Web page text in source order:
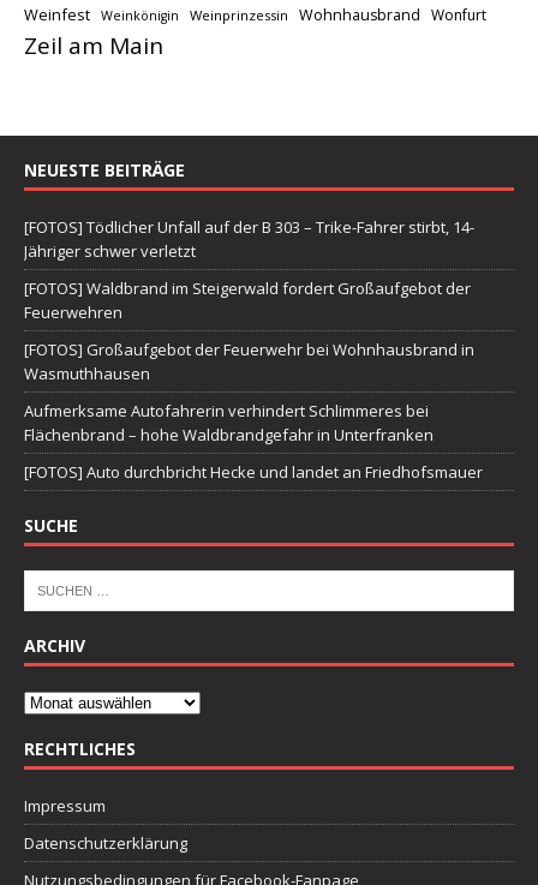
Weinfest Weinkönigin Weinprinzessin Wohnhausbrand Wonfurt
Zeil am Main
NEUESTE BEITRÄGE
[FOTOS] Tödlicher Unfall auf der B 303 – Trike-Fahrer stirbt, 14-
Jähriger schwer verletzt
[FOTOS] Waldbrand im Steigerwald fordert Großaufgebot der
Feuerwehren
[FOTOS] Großaufgebot der Feuerwehr bei Wohnhausbrand in
Wasmuthhausen
Aufmerksame Autofahrerin verhindert Schlimmeres bei
Flächenbrand – hohe Waldbrandgefahr in Unterfranken
[FOTOS] Auto durchbricht Hecke und landet an Friedhofsmauer
SUCHE
ARCHIV
RECHTLICHES
Impressum
Datenschutzerklärung
Nutzungsbedingungen für Facebook-Fanpage